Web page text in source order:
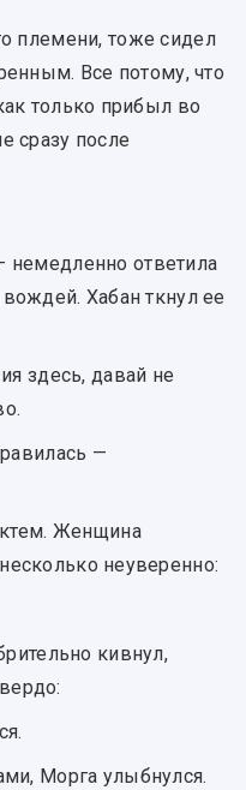
племени, тоже сидел
Все потому, что
только прибыл во
сразу после
ответила
Хабан ткнул ее
здесь, давай не
—
Женщина
неуверенно:
кивнул,
Морга улыбнулся.